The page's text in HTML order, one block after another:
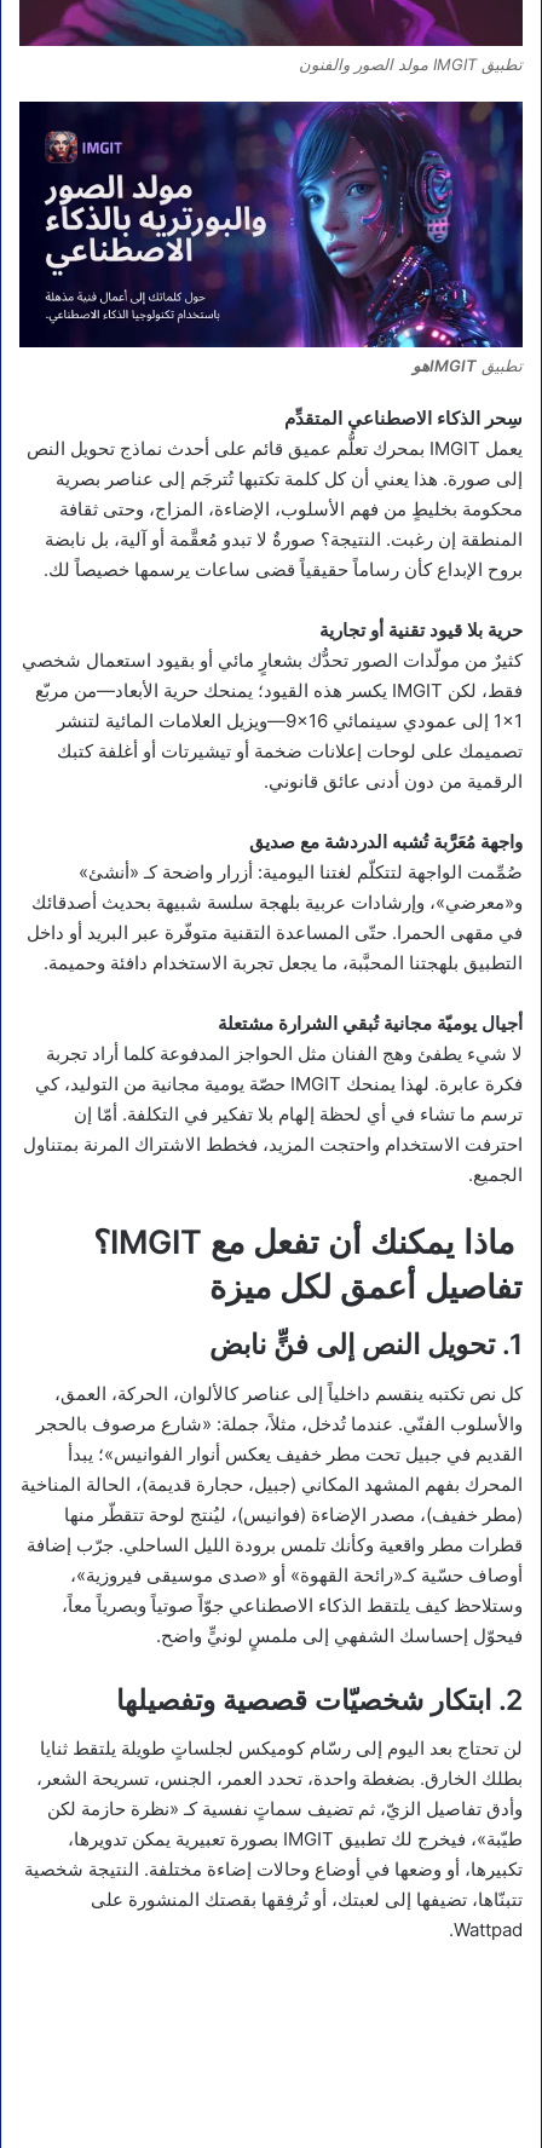
تطبيق IMGIT مولد الصور والفنون
تطبيق IMGITهو
سِحر الذكاء الاصطناعي المتقدِّم
يعمل IMGIT بمحرك تعلُّم عميق قائم على أحدث نماذج تحويل النص
إلى صورة. هذا يعني أن كل كلمة تكتبها تُترجَم إلى عناصر بصرية
محكومة بخليطٍ من فهم الأسلوب، الإضاءة، المزاج، وحتى ثقافة
المنطقة إن رغبت. النتيجة؟ صورةٌ لا تبدو مُعقَّمة أو آلية، بل نابضة
بروح الإبداع كأن رساماً حقيقياً قضى ساعات يرسمها خصيصاً لك.
حرية بلا قيود تقنية أو تجارية
كثيرٌ من مولّدات الصور تحدُّك بشعارٍ مائي أو بقيود استعمال شخصي
فقط، لكن IMGIT يكسر هذه القيود؛ يمنحك حرية الأبعاد—من مربّع
‎1×1‎ إلى عمودي سينمائي ‎9×16‎—ويزيل العلامات المائية لتنشر
تصميمك على لوحات إعلانات ضخمة أو تيشيرتات أو أغلفة كتبك
الرقمية من دون أدنى عائق قانوني.
واجهة مُعَرَّبة تُشبه الدردشة مع صديق
صُمِّمت الواجهة لتتكلّم لغتنا اليومية: أزرار واضحة كـ «أنشئ»
و«معرضي»، وإرشادات عربية بلهجة سلسة شبيهة بحديث أصدقائك
في مقهى الحمرا. حتّى المساعدة التقنية متوفّرة عبر البريد أو داخل
التطبيق بلهجتنا المحبَّبة، ما يجعل تجربة الاستخدام دافئة وحميمة.
أجيال يوميّة مجانية تُبقي الشرارة مشتعلة
لا شيء يطفئ وهج الفنان مثل الحواجز المدفوعة كلما أراد تجربة
فكرة عابرة. لهذا يمنحك IMGIT حصّة يومية مجانية من التوليد، كي
ترسم ما تشاء في أي لحظة إلهام بلا تفكير في التكلفة. أمّا إن
احترفت الاستخدام واحتجت المزيد، فخطط الاشتراك المرنة بمتناول
الجميع.
ماذا يمكنك أن تفعل مع IMGIT؟
تفاصيل أعمق لكل ميزة
1. تحويل النص إلى فنٍّ نابض
كل نص تكتبه ينقسم داخلياً إلى عناصر كالألوان، الحركة، العمق،
والأسلوب الفنّي. عندما تُدخل، مثلاً، جملة: «شارع مرصوف بالحجر
القديم في جبيل تحت مطر خفيف يعكس أنوار الفوانيس»؛ يبدأ
المحرك بفهم المشهد المكاني (جبيل، حجارة قديمة)، الحالة المناخية
(مطر خفيف)، مصدر الإضاءة (فوانيس)، ليُنتج لوحة تتقطّر منها
قطرات مطر واقعية وكأنك تلمس برودة الليل الساحلي. جرّب إضافة
أوصاف حسّية كـ«رائحة القهوة» أو «صدى موسيقى فيروزية»،
وستلاحظ كيف يلتقط الذكاء الاصطناعي جوّاً صوتياً وبصرياً معاً،
فيحوّل إحساسك الشفهي إلى ملمسٍ لونيٍّ واضح.
2. ابتكار شخصيّات قصصية وتفصيلها
لن تحتاج بعد اليوم إلى رسّام كوميكس لجلساتٍ طويلة يلتقط ثنايا
بطلك الخارق. بضغطة واحدة، تحدد العمر، الجنس، تسريحة الشعر،
وأدق تفاصيل الزيّ، ثم تضيف سماتٍ نفسية كـ «نظرة حازمة لكن
طيّبة»، فيخرج لك تطبيق IMGIT بصورة تعبيرية يمكن تدويرها،
تكبيرها، أو وضعها في أوضاع وحالات إضاءة مختلفة. النتيجة شخصية
تتبنّاها، تضيفها إلى لعبتك، أو تُرفِقها بقصتك المنشورة على
Wattpad.